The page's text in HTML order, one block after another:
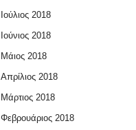
Ιούλιος 2018
Ιούνιος 2018
Μάιος 2018
Απρίλιος 2018
Μάρτιος 2018
Φεβρουάριος 2018